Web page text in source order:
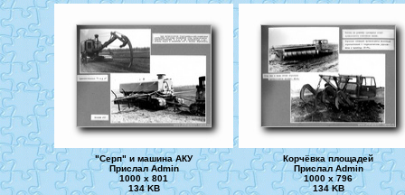
"Серп" и машина АКУ
Прислал Admin
1000 x 801
134 KB
Корчёвка площадей
Прислал Admin
1000 x 796
134 KB